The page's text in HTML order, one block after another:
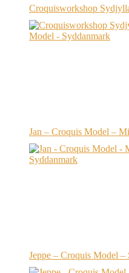
Croquisworkshop
Jan – Croquis Model –
Jeppe – Croquis Model